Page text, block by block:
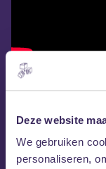
Deze website
We gebruiken
personaliseren,